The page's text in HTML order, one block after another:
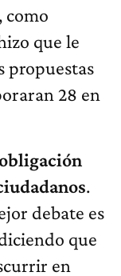
como
que le
propuestas
28 en
.
debate es
que
en